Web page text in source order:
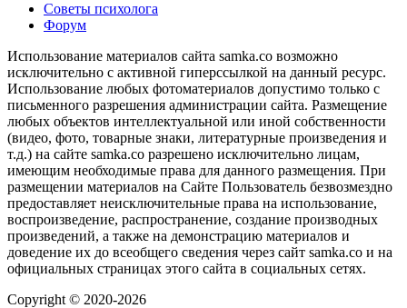
Советы психолога
Форум
Использование материалов сайта samka.co возможно
исключительно с активной гиперссылкой на данный ресурс.
Использование любых фотоматериалов допустимо только с
письменного разрешения администрации сайта. Размещение
любых объектов интеллектуальной или иной собственности
(видео, фото, товарные знаки, литературные произведения и
т.д.) на сайте samka.co разрешено исключительно лицам,
имеющим необходимые права для данного размещения. При
размещении материалов на Сайте Пользователь безвозмездно
предоставляет неисключительные права на использование,
воспроизведение, распространение, создание производных
произведений, а также на демонстрацию материалов и
доведение их до всеобщего сведения через сайт samka.co и на
официальных страницах этого сайта в социальных сетях.
Copyright © 2020-2026